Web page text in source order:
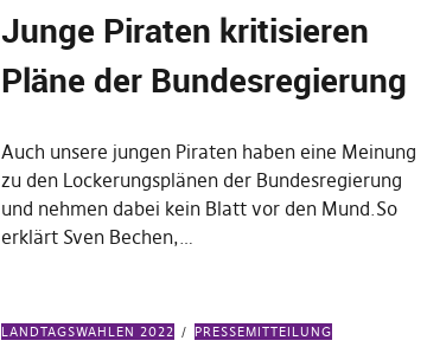
Junge Piraten kritisieren
Pläne der Bundesregierung
Auch unsere jungen Piraten haben eine Meinung
zu den Lockerungsplänen der Bundesregierung
und nehmen dabei kein Blatt vor den Mund.So
erklärt Sven Bechen,…
LANDTAGSWAHLEN 2022 PRESSEMITTEILUNG